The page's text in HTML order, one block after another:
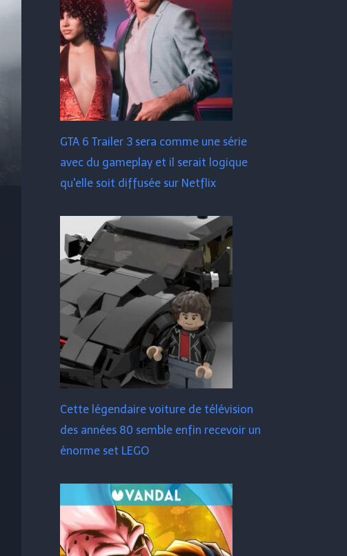
GTA 6 Trailer 3 sera comme une série
avec du gameplay et il serait logique
qu'elle soit diffusée sur Netflix
Cette légendaire voiture de télévision
des années 80 semble enfin recevoir un
énorme set LEGO